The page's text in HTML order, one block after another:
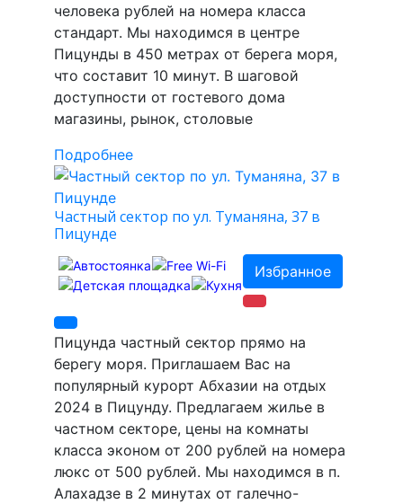
человека рублей на номера класса
стандарт. Мы находимся в центре
Пицунды в 450 метрах от берега моря,
что составит 10 минут. В шаговой
доступности от гостевого дома
магазины, рынок, столовые
Подробнее
Частный сектор по ул. Туманяна, 37 в
Пицунде
Избранное
Пицунда частный сектор прямо на
берегу моря. Приглашаем Вас на
популярный курорт Абхазии на отдых
2024 в Пицунду. Предлагаем жилье в
частном секторе, цены на комнаты
класса эконом от 200 рублей на номера
люкс от 500 рублей. Мы находимся в п.
Алахадзе в 2 минутах от галечно-